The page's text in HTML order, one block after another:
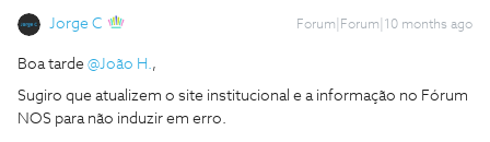
Jorge C Forum|Forum|10 months ago
Boa tarde ​ @João H.,
Sugiro que atualizem o site institucional e a informação no Fórum
NOS para não induzir em erro.